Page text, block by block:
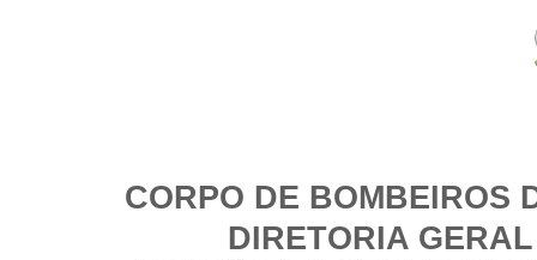
CORPO DE BOMBEIROS
DIRETORIA